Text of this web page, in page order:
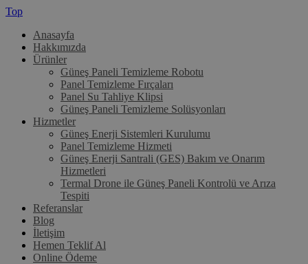
Top
Anasayfa
Hakkımızda
Ürünler
Güneş Paneli Temizleme Robotu
Panel Temizleme Fırçaları
Panel Su Tahliye Klipsi
Güneş Paneli Temizleme Solüsyonları
Hizmetler
Güneş Enerji Sistemleri Kurulumu
Panel Temizleme Hizmeti
Güneş Enerji Santrali (GES) Bakım ve Onarım
Hizmetleri
Termal Drone ile Güneş Paneli Kontrolü ve Arıza
Tespiti
Referanslar
Blog
İletişim
Hemen Teklif Al
Online Ödeme